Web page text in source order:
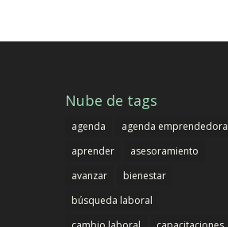
Nube de tags
agenda
agenda emprendedora
aprender
asesoramiento
avanzar
bienestar
búsqueda laboral